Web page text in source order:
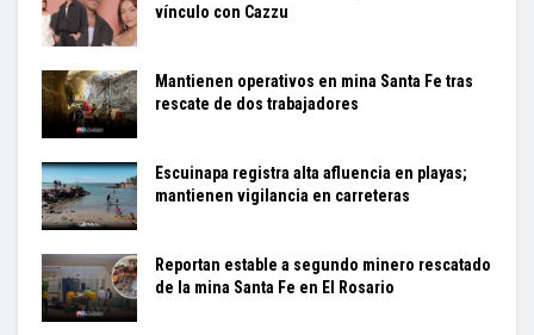
vínculo con Cazzu
Mantienen operativos en mina Santa Fe tras
rescate de dos trabajadores
Escuinapa registra alta afluencia en playas;
mantienen vigilancia en carreteras
Reportan estable a segundo minero rescatado
de la mina Santa Fe en El Rosario